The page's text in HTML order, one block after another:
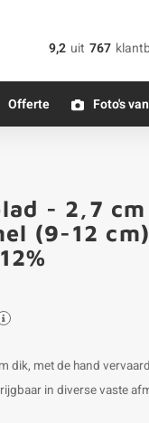
9,2 uit 767
Offerte Foto's
- 2,7
(9-12
dik, met de hand
in diverse vaste